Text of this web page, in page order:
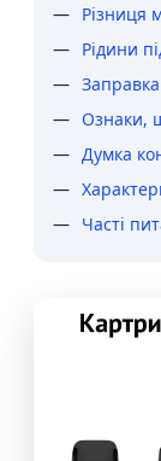
Різниця
Рідини
Ознаки,
Думка
Часті